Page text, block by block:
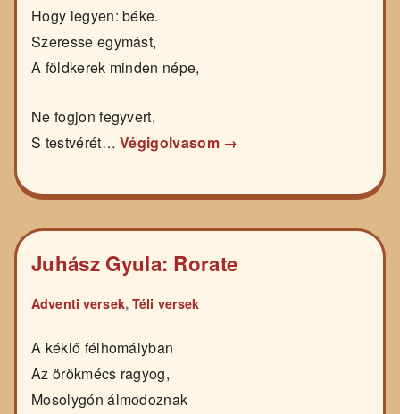
Hogy legyen: béke.
Szeresse egymást,
A földkerek minden népe,
Ne fogjon fegyvert,
S testvérét…Végigolvasom →
Juhász Gyula: Rorate
Adventi versek,Téli versek
A kéklő félhomályban
Az örökmécs ragyog,
Mosolygón álmodoznak